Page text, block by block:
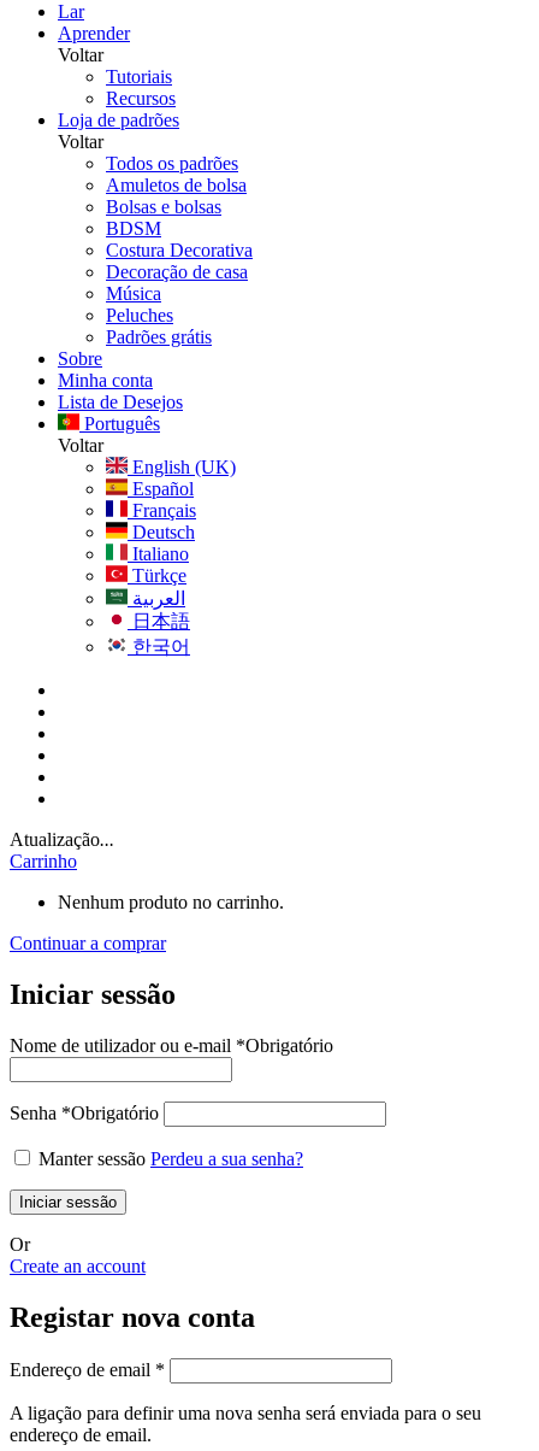
Lar
Aprender
Voltar
Tutoriais
Recursos
Loja de padrões
Voltar
Todos os padrões
Amuletos de bolsa
Bolsas e bolsas
BDSM
Costura Decorativa
Decoração de casa
Música
Peluches
Padrões grátis
Sobre
Minha conta
Lista de Desejos
Português
Voltar
English (UK)
Español
Français
Deutsch
Italiano
Türkçe
العربية
日本語
한국어
Atualização...
Carrinho
Nenhum produto no carrinho.
Continuar a comprar
Iniciar sessão
Nome de utilizador ou e-mail *Obrigatório
Senha *Obrigatório
Manter sessão Perdeu a sua senha?
Iniciar sessão
Or
Create an account
Registar nova conta
Endereço de email *
A ligação para definir uma nova senha será enviada para o seu
endereço de email.